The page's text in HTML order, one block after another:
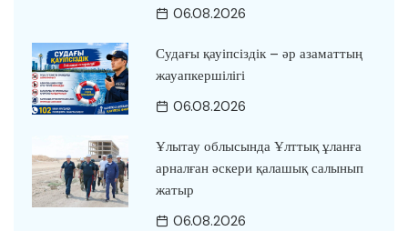
06.08.2026
Судағы қауіпсіздік – әр азаматтың
жауапкершілігі
06.08.2026
Ұлытау облысында Ұлттық ұланға
арналған әскери қалашық салынып
жатыр
06.08.2026